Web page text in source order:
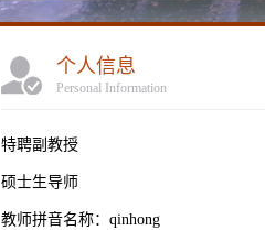
个人信息
Personal Information
特聘副教授
硕士生导师
教师拼音名称：qinhong